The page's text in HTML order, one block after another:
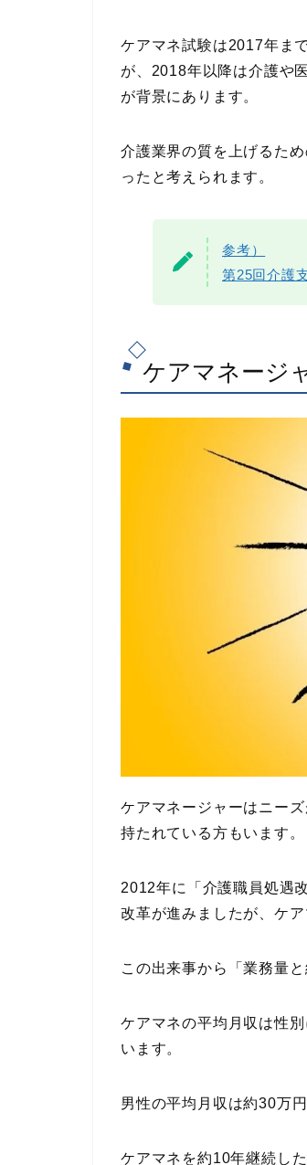
ケアマネ試験は2017年ま
が、2018年以降は介護や
が背景にあります。
介護業界の質を上げるた
ったと考えられます。
参考）
第25回介護
ケアマネージ
ケアマネージャーはニー
持たれている方もいます。
2012年に「介護職員処遇
改革が進みましたが、ケ
この出来事から「業務量
ケアマネの平均月収は性
います。
男性の平均月収は約30万
ケアマネを約10年継続し